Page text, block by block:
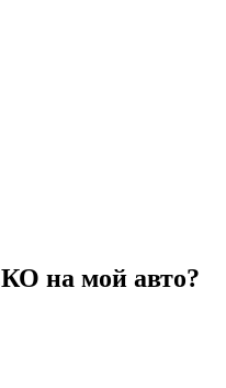
на мой авто?